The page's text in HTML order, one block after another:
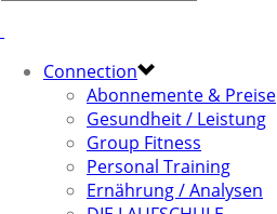
Connection
Abonnemente & Preise
Gesundheit / Leistung
Group Fitness
Personal Training
Ernährung / Analysen